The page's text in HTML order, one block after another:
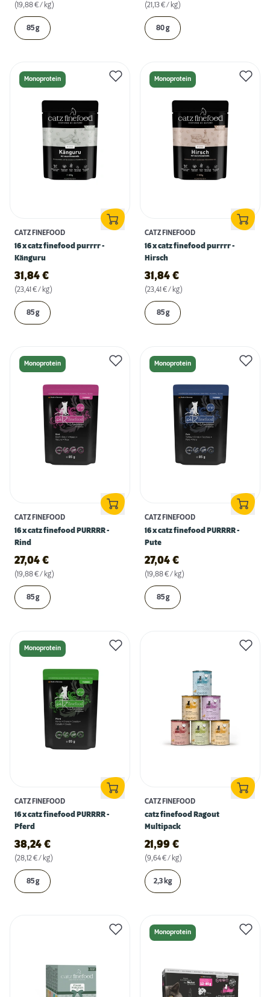
(19,88 € / kg)
85 g
(21,13 € / kg)
80 g
Monoprotein
CATZ FINEFOOD
16 x catz finefood purrrr -
Känguru
31,84 €
(23,41 € / kg)
85 g
Monoprotein
CATZ FINEFOOD
16 x catz finefood purrrr -
Hirsch
31,84 €
(23,41 € / kg)
85 g
Monoprotein
CATZ FINEFOOD
16 x catz finefood PURRRR -
Rind
27,04 €
(19,88 € / kg)
85 g
Monoprotein
CATZ FINEFOOD
16 x catz finefood PURRRR -
Pute
27,04 €
(19,88 € / kg)
85 g
Monoprotein
CATZ FINEFOOD
16 x catz finefood PURRRR -
Pferd
38,24 €
(28,12 € / kg)
85 g
CATZ FINEFOOD
catz finefood Ragout
Multipack
21,99 €
(9,64 € / kg)
2,3 kg
Monoprotein